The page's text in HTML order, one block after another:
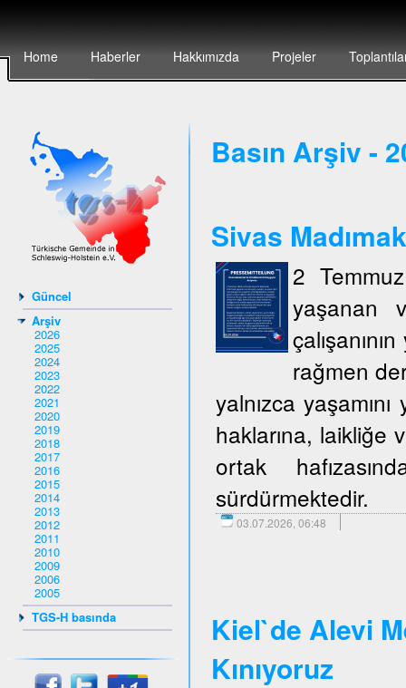
Home Haberler Hakkımızda Projeler
Güncel
Arşiv
2026
2025
2024
2023
2022
2021
2020
2019
2018
2017
2016
2015
2014
2013
2012
2011
2010
2009
2006
2005
TGS-H basında
Basın Arşiv -
Sivas
2
yaşanan
rağmen
yalnızca
haklarına, laikliğe
ortak
sürdürmektedir.
03.07.2026, 06:48
Kiel`de Alevi
Kınıyoruz